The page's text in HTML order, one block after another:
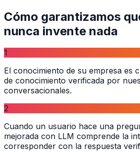
Cómo garantizamos
nunca invente nada
1
El conocimiento de su empresa es
de conocimiento verificada por
conversacionales.
2
Cuando un usuario hace una
mejorada con LLM comprende la
corresponder con la respuesta